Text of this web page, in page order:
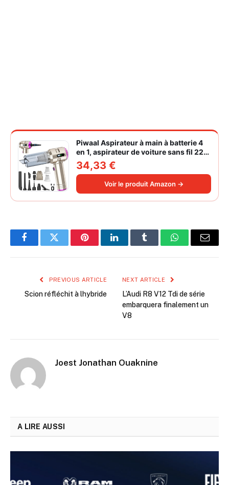
Piwaal Aspirateur à main à batterie 4
en 1, aspirateur de voiture sans fil 22
000 Pa avec moteur sans balais,
souffleur électrique à air comprimé
220 000 tr/min 3 vitesses pour poils
d'animaux
34,33 €
Voir le produit Amazon →
FacebookTwitter PinterestLinkedInTumblr WhatsAppEmail
PREVIOUS ARTICLE
Scion réfléchit à lhybride
NEXT ARTICLE
L’Audi R8 V12 Tdi de série
embarquera finalement un
V8
Joest Jonathan Ouaknine
A LIRE AUSSI